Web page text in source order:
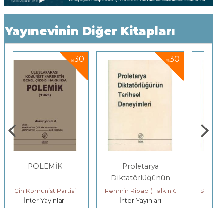
Yayınevinin Diğer Kitapları
Proletarya
Tarihsel
Deneyimleri
Renmin Ribao (Halkın Gazetesi) Yazı Kurulu
İnter Yayınları
Politik Ekonomi
Ders Kitabı
SSCB EKONOMİ ENSTİTÜSÜ
İnter Yayınları